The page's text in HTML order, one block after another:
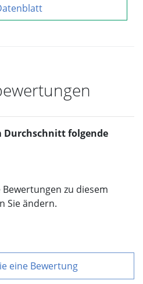
Durchschnitt folgende
zu diesem
Sie ändern.
eine Bewertung